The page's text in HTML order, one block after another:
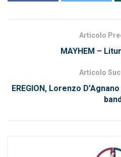
Articolo
MAYHEM –
Articolo
EREGION, Lorenzo